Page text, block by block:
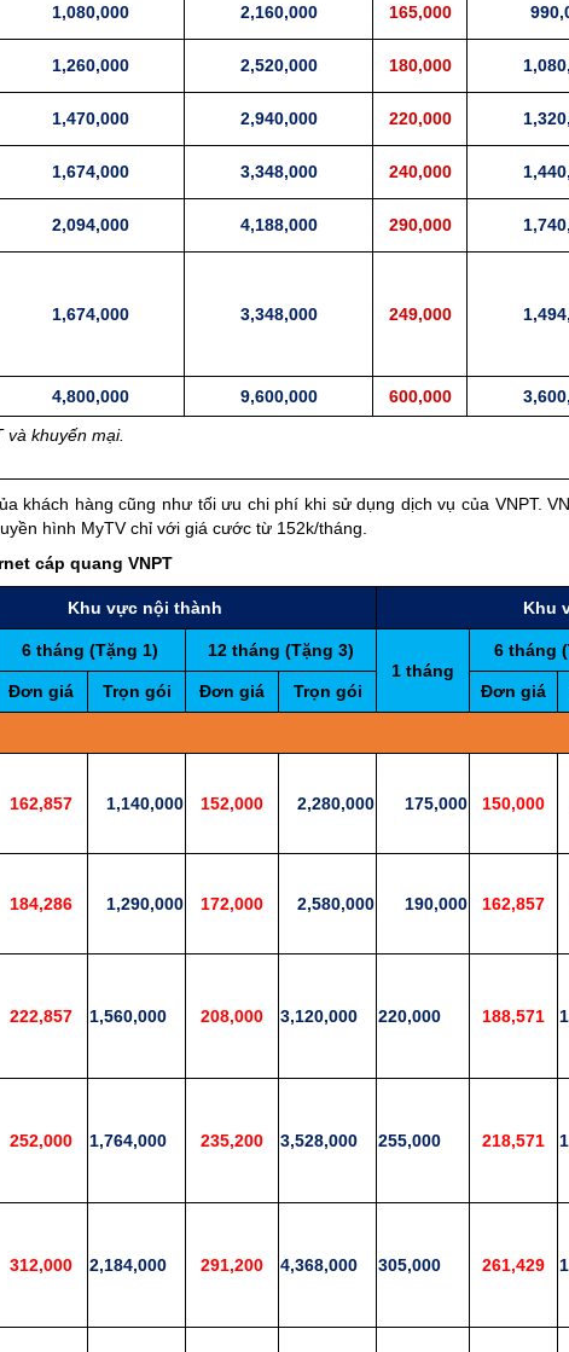
1,080,000 2,160,000 165,000
1,260,000 2,520,000 180,000
1,470,000 2,940,000 220,000
1,674,000 3,348,000 240,000
2,094,000 4,188,000 290,000
1,674,000 3,348,000 249,000
4,800,000 9,600,000 600,000
khuyến mại.
khách hàng cũng như tối ưu chi phí khi sử dụng dịch vụ của VNPT.
hình MyTV chỉ với giá cước từ 152k/tháng.
cáp quang VNPT
Khu vực nội thành Khu
6 tháng (Tặng 1)
12 tháng (Tặng 3)
1 tháng
6 tháng
Đơn giá Trọn gói Đơn giá Trọn gói Đơn giá
162,857 1,140,000 152,000 2,280,000 175,000 150,000
184,286 1,290,000 172,000 2,580,000 190,000 162,857
222,857 1,560,000 208,000 3,120,000 220,000 188,571
252,000 1,764,000 235,200 3,528,000 255,000 218,571
312,000 2,184,000 291,200 4,368,000 305,000 261,429